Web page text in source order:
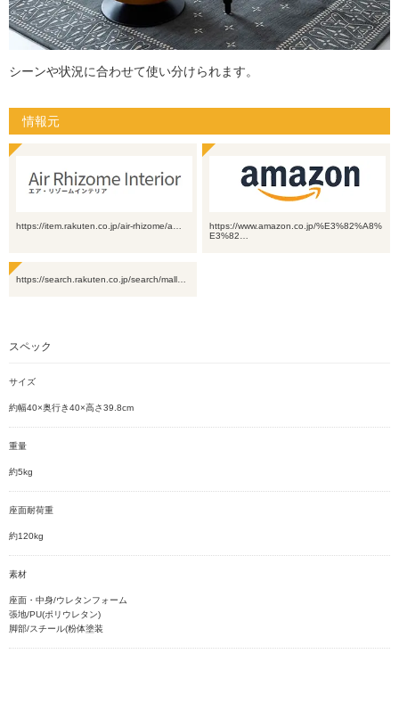
シーンや状況に合わせて使い分けられます。
情報元
https://item.rakuten.co.jp/air-rhizome/a…
https://www.amazon.co.jp/%E3%82%A8%
E3%82…
https://search.rakuten.co.jp/search/mall…
スペック
サイズ
約幅40×奥行き40×高さ39.8cm
重量
約5kg
座面耐荷重
約120kg
素材
座面・中身/ウレタンフォーム
張地/PU(ポリウレタン)
脚部/スチール(粉体塗装